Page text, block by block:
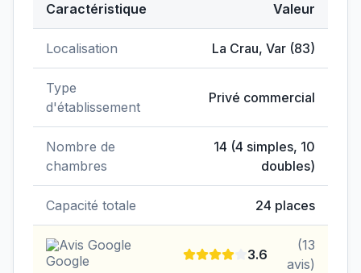
Caractéristique Valeur
Localisation La Crau, Var (83)
Type
d'établissement
Privé commercial
Nombre de
chambres
14 (4 simples, 10
doubles)
Capacité totale 24 places
Avis Google
3.6
(13
avis)